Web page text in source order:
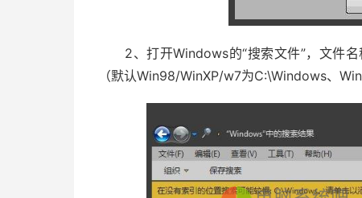
2、打开Windows的“搜索文件”，文件名
（默认Win98/WinXP/w7为C:\Windows、